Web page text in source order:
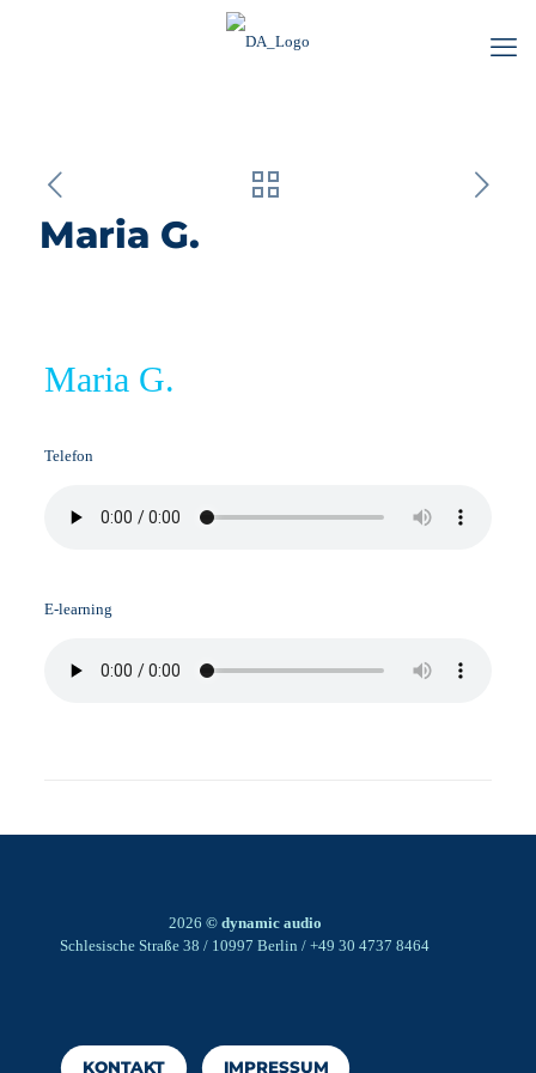
Maria G.
Maria G.
Telefon
E-learning
2026 © dynamic audio
Schlesische Straße 38 / 10997 Berlin / +49 30 4737 8464
KONTAKT IMPRESSUM